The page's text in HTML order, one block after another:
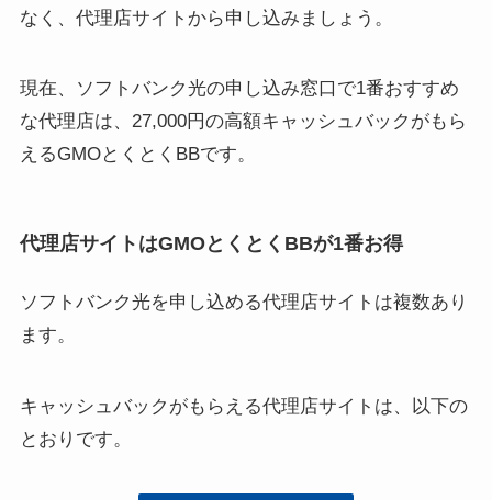
なく、代理店サイトから申し込みましょう。
現在、ソフトバンク光の申し込み窓口で1番おすすめ
な代理店は、27,000円の高額キャッシュバックがもら
えるGMOとくとくBBです。
代理店サイトはGMOとくとくBBが1番お得
ソフトバンク光を申し込める代理店サイトは複数あり
ます。
キャッシュバックがもらえる代理店サイトは、以下の
とおりです。